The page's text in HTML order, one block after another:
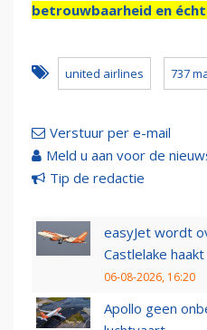
betrouwbaarheid en
united airlines 737
Verstuur per e-mail
Meld u aan voor de
Tip de redactie
easyJet wordt
Castlelake
06-08-2026, 16:20
Apollo geen